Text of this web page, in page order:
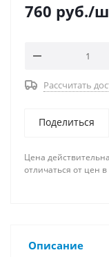
760 руб./
Рассчитать
Поделиться
Цена
отличаться от цен
Описание